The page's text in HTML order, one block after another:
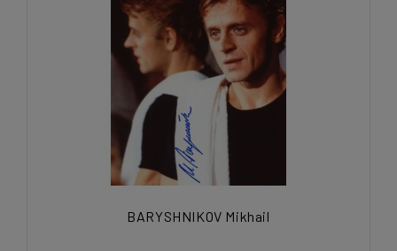
BARYSHNIKOV Mikhail